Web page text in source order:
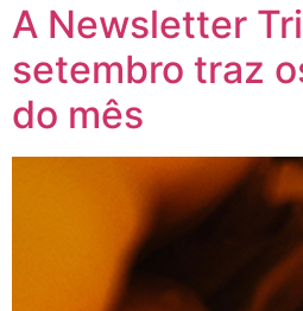
A Newsletter
setembro traz
do mês